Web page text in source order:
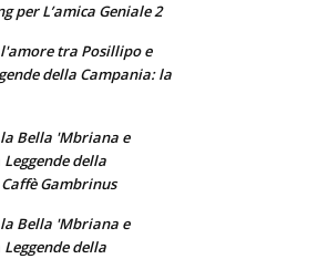
per L’amica Geniale 2
tra Posillipo e
della Campania: la
Bella 'Mbriana e
Leggende della
Gambrinus
Bella 'Mbriana e
Leggende della